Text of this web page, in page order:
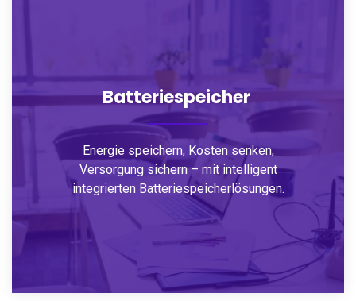
Batteriespeicher
Energie speichern, Kosten senken,
Versorgung sichern – mit intelligent
integrierten Batteriespeicherlösungen.